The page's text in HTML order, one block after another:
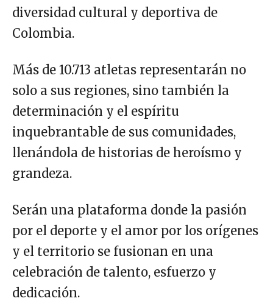
diversidad cultural y deportiva de
Colombia.
Más de 10.713 atletas representarán no
solo a sus regiones, sino también la
determinación y el espíritu
inquebrantable de sus comunidades,
llenándola de historias de heroísmo y
grandeza.
Serán una plataforma donde la pasión
por el deporte y el amor por los orígenes
y el territorio se fusionan en una
celebración de talento, esfuerzo y
dedicación.